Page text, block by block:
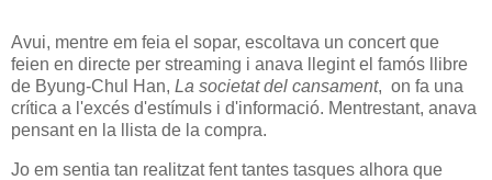
Avui, mentre em feia el sopar, escoltava un concert que
feien en directe per streaming i anava llegint el famós llibre
de Byung-Chul Han, La societat del cansament, on fa una
crítica a l'excés d'estímuls i d'informació. Mentrestant, anava
pensant en la llista de la compra.
Jo em sentia tan realitzat fent tantes tasques alhora que